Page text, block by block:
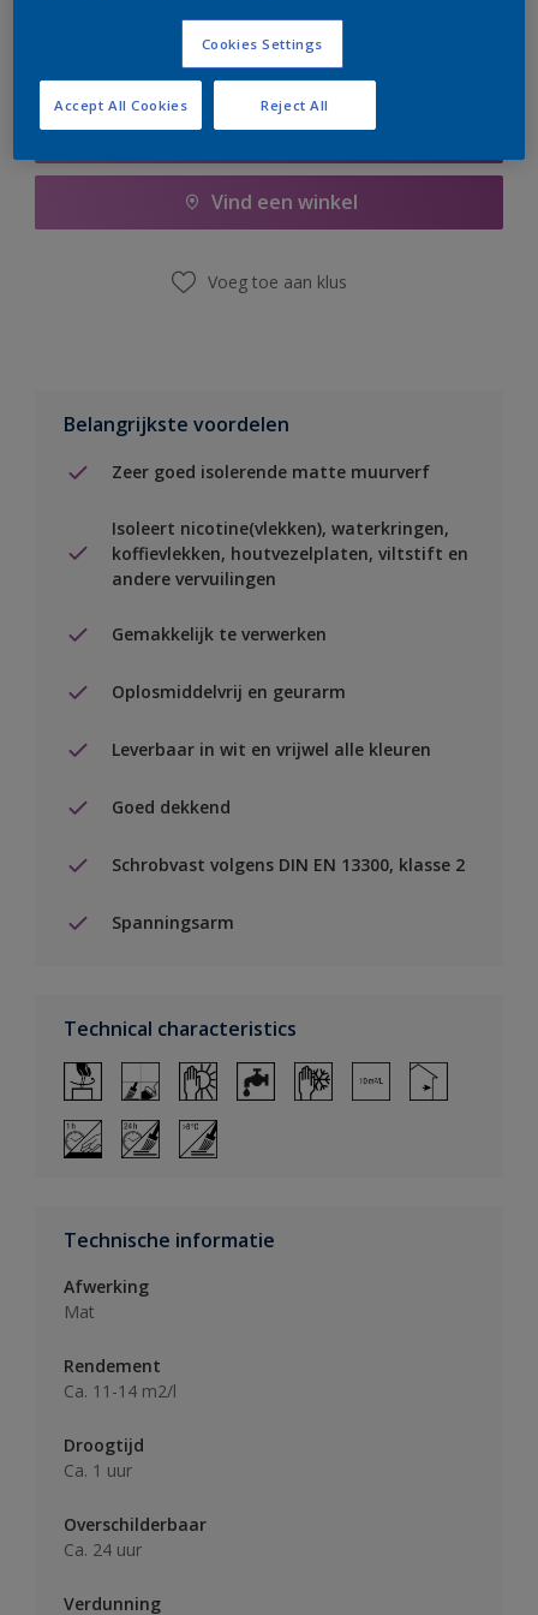
Boodschappenlijst
Vind een winkel
Voeg toe aan klus
Belangrijkste voordelen
Zeer goed isolerende matte muurverf
Isoleert nicotine(vlekken), waterkringen,
koffievlekken, houtvezelplaten, viltstift en
andere vervuilingen
Gemakkelijk te verwerken
Oplosmiddelvrij en geurarm
Leverbaar in wit en vrijwel alle kleuren
Goed dekkend
Schrobvast volgens DIN EN 13300, klasse 2
Spanningsarm
Technical characteristics
Technische informatie
Afwerking
Mat
Rendement
Ca. 11-14 m2/l
Droogtijd
Ca. 1 uur
Overschilderbaar
Ca. 24 uur
Verdunning
Cookies Settings
Reject All
Accept All Cookies